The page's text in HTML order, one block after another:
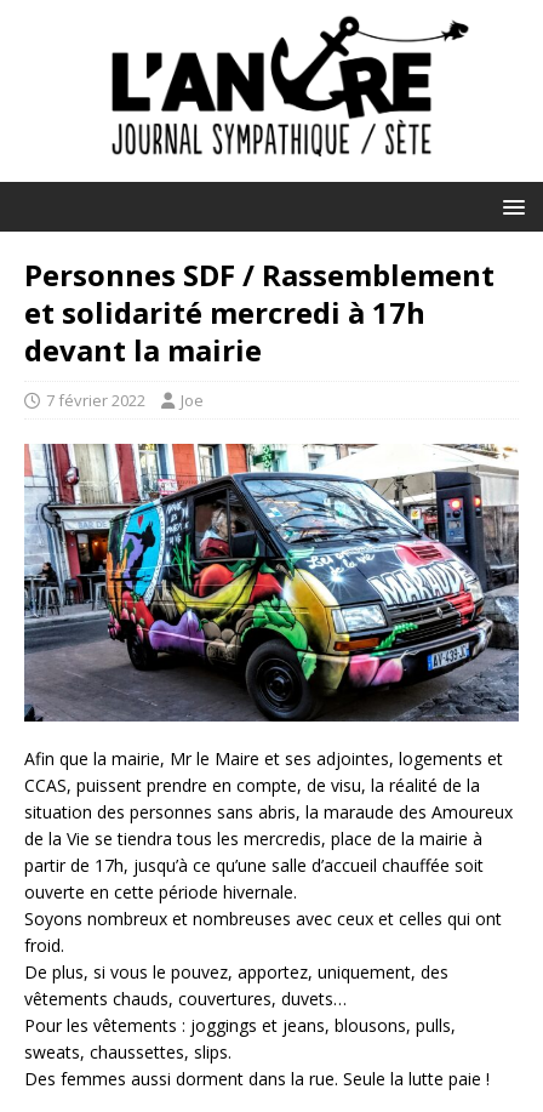
Personnes SDF / Rassemblement
et solidarité mercredi à 17h
devant la mairie
7 février 2022 Joe
Afin que la mairie, Mr le Maire et ses adjointes, logements et
CCAS, puissent prendre en compte, de visu, la réalité de la
situation des personnes sans abris, la maraude des Amoureux
de la Vie se tiendra tous les mercredis, place de la mairie à
partir de 17h, jusqu’à ce qu’une salle d’accueil chauffée soit
ouverte en cette période hivernale.
Soyons nombreux et nombreuses avec ceux et celles qui ont
froid.
De plus, si vous le pouvez, apportez, uniquement, des
vêtements chauds, couvertures, duvets…
Pour les vêtements : joggings et jeans, blousons, pulls,
sweats, chaussettes, slips.
Des femmes aussi dorment dans la rue. Seule la lutte paie !